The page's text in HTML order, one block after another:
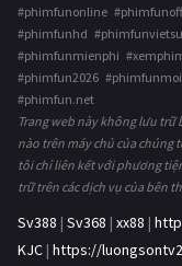
#phimfunonline
#phimfunhd
#phimfunmienphi
#phimfun2026 #phimfunmoi
#phimfun.net
Trang web này không lưu trữ
nào trên máy chủ của chúng
tôi chỉ liên kết với phương
trữ trên các dịch vụ của bên
Sv388 | Sv368 | xx88 |
KJC | https://